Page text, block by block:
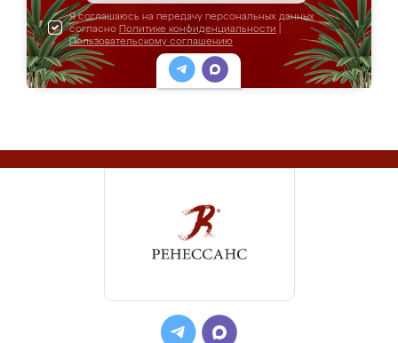
Я соглашаюсь на передачу персональных данных
согласно Политике конфиденциальности
Пользовательскому соглашению